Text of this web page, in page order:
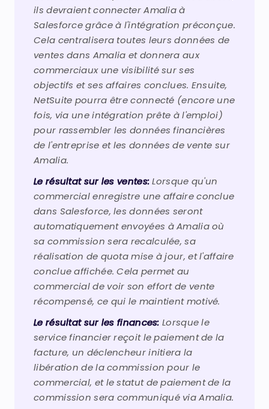
ils devraient connecter Amalia à
Salesforce grâce à l'intégration préconçue.
Cela centralisera toutes leurs données de
ventes dans Amalia et donnera aux
commerciaux une visibilité sur ses
objectifs et ses affaires conclues. Ensuite,
NetSuite pourra être connecté (encore une
fois, via une intégration prête à l'emploi)
pour rassembler les données financières
de l'entreprise et les données de vente sur
Amalia.
Le résultat sur les ventes:Lorsque qu'un
commercial enregistre une affaire conclue
dans Salesforce, les données seront
automatiquement envoyées à Amalia où
sa commission sera recalculée, sa
réalisation de quota mise à jour, et l'affaire
conclue affichée. Cela permet au
commercial de voir son effort de vente
récompensé, ce qui le maintient motivé.
Le résultat sur les finances: Lorsque le
service financier reçoit le paiement de la
facture, un déclencheur initiera la
libération de la commission pour le
commercial, et le statut de paiement de la
commission sera communiqué via Amalia.